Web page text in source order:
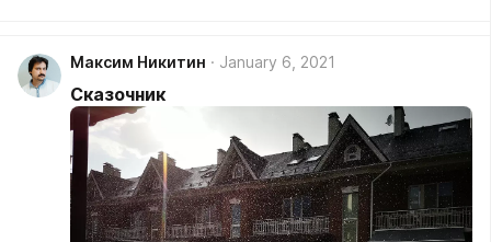
Максим Никитин January 6, 2021
Сказочник